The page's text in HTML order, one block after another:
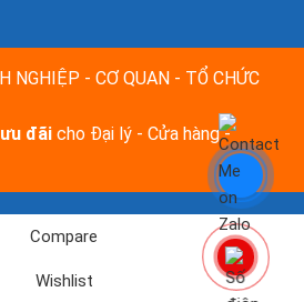
NGHIỆP - CƠ QUAN - TỔ CHỨC
đãi cho Đại lý - Cửa hàng -
Compare
Wishlist